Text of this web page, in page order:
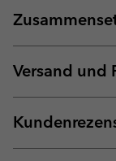
Versand und